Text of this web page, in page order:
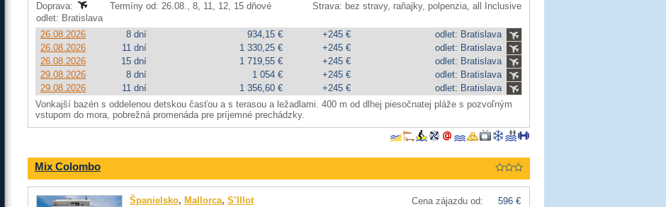
Doprava:
Termíny od: 26.08., 8, 11, 12, 15 dňové
Strava: bez stravy, raňajky, polpenzia, all Inclusive
odlet: Bratislava
26.08.2026
8 dní 934,15 € +245 €
odlet: Bratislava
26.08.2026
11 dní 1 330,25 € +245 €
odlet: Bratislava
26.08.2026
15 dní 1 719,55 € +245 €
odlet: Bratislava
29.08.2026
8 dní 1 054 € +245 €
odlet: Bratislava
29.08.2026
11 dní 1 356,60 € +245 €
odlet: Bratislava
Vonkajší bazén s oddelenou detskou časťou a s terasou a ležadlami. 400 m od dlhej piesočnatej pláže s pozvoľným
vstupom do mora, pobrežná promenáda pre príjemné prechádzky.
Mix Colombo
Cena zájazdu od:
596 €
Španielsko, Mallorca, S’Illot